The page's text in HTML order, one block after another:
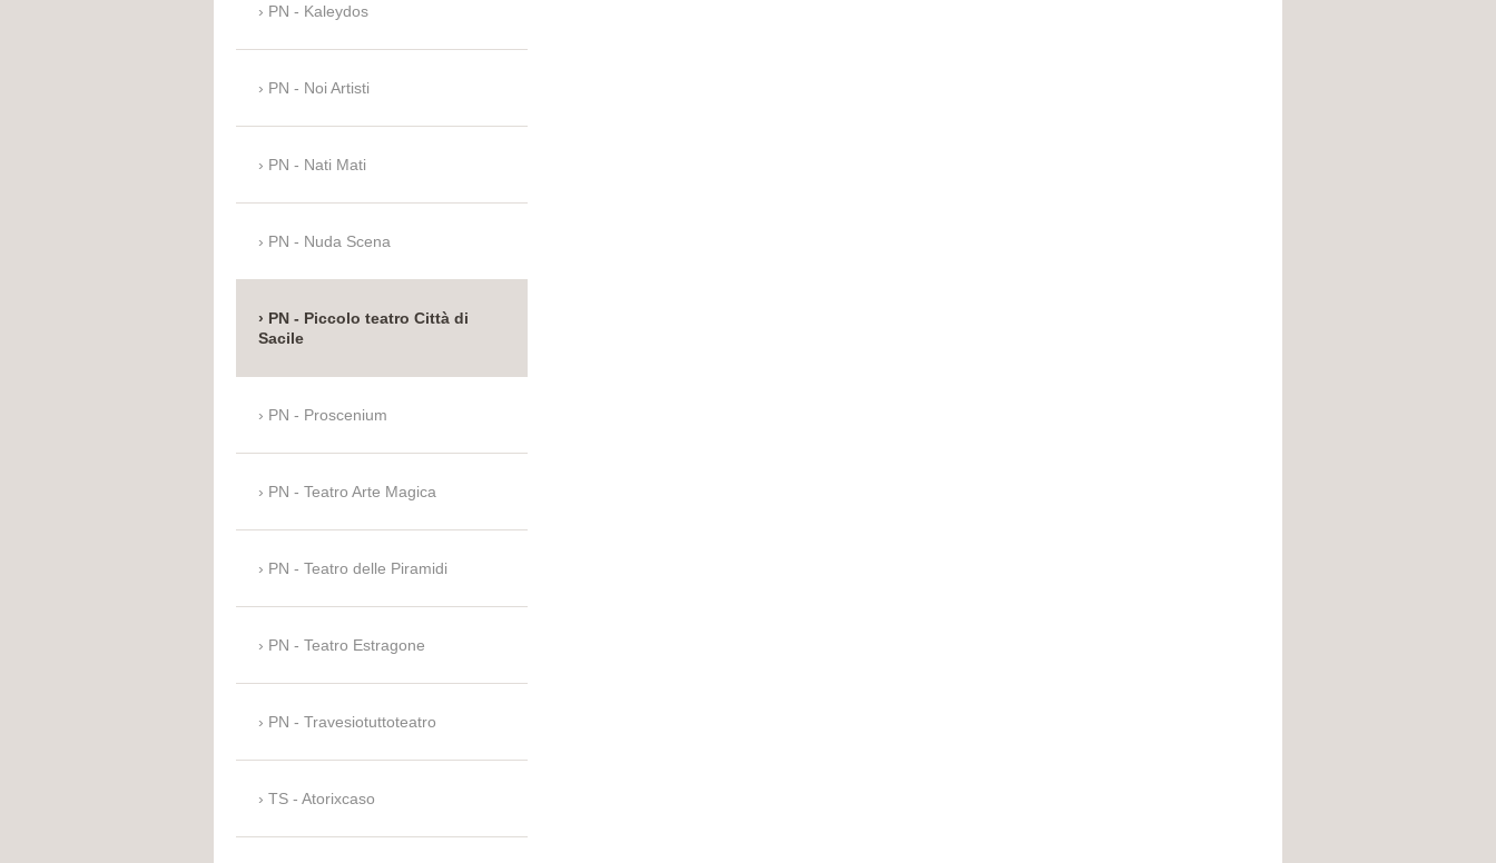
PN - Kaleydos
PN - Noi Artisti
PN - Nati Mati
PN - Nuda Scena
PN - Piccolo teatro Città di
Sacile
PN - Proscenium
PN - Teatro Arte Magica
PN - Teatro delle Piramidi
PN - Teatro Estragone
PN - Travesiotuttoteatro
TS - Atorixcaso